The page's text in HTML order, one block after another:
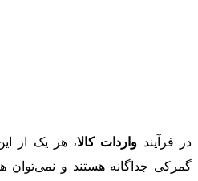
در فرآیند واردات کالا، هر یک از
گمرکی جداگانه هستند و نمی‌توان